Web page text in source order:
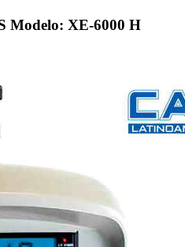
Modelo: XE-6000 H